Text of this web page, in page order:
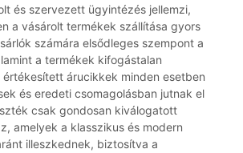
és szervezett ügyintézés jellemzi,
a vásárolt termékek szállítása gyors
számára elsődleges szempont a
a termékek kifogástalan
árucikkek minden esetben
és eredeti csomagolásban jutnak el
csak gondosan kiválogatott
amelyek a klasszikus és modern
illeszkednek, biztosítva a